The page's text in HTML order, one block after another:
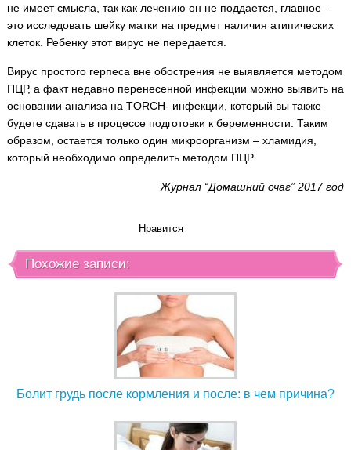
не имеет смысла, так как лечению он не поддается, главное –
это исследовать шейку матки на предмет наличия атипических
клеток. Ребенку этот вирус не передается.
Вирус простого герпеса вне обострения не выявляется методом
ПЦР, а факт недавно перенесенной инфекции можно выявить на
основании анализа на TORCH- инфекции, который вы также
будете сдавать в процессе подготовки к беременности. Таким
образом, остается только один микроорганизм – хламидия,
который необходимо определить методом ПЦР.
Журнал “Домашний очаг” 2017 год
Нравится
Похожие записи:
Болит грудь после кормления и после: в чем причина?